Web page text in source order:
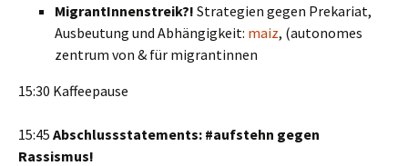
MigrantInnenstreik?! Strategien gegen Prekariat,
Ausbeutung und Abhängigkeit: maiz, (autonomes
zentrum von & für migrantinnen
15:30 Kaffeepause
15:45 Abschlussstatements: #aufstehn gegen
Rassismus!